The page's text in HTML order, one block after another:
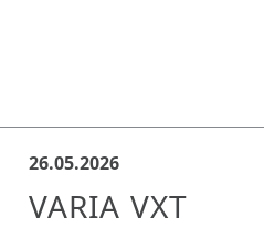
26.05.2026
VARIA VXT